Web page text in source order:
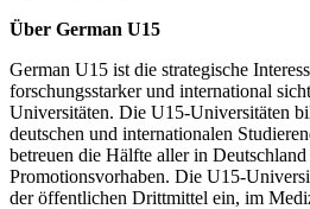
Über German U15
German U15 ist die strategische
forschungsstarker und international
Universitäten. Die U15-Universitäten
deutschen und internationalen
betreuen die Hälfte aller in Deutschland
Promotionsvorhaben. Die U15-
der öffentlichen Drittmittel ein, im